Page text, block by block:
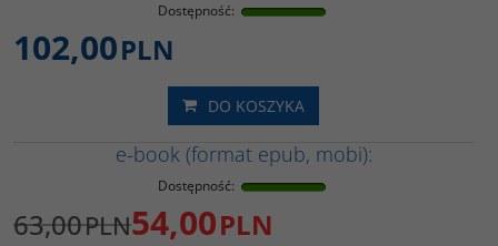
Dostępność:
102,00PLN
DO KOSZYKA
e-book (format epub, mobi):
Dostępność:
63,00PLN54,00PLN